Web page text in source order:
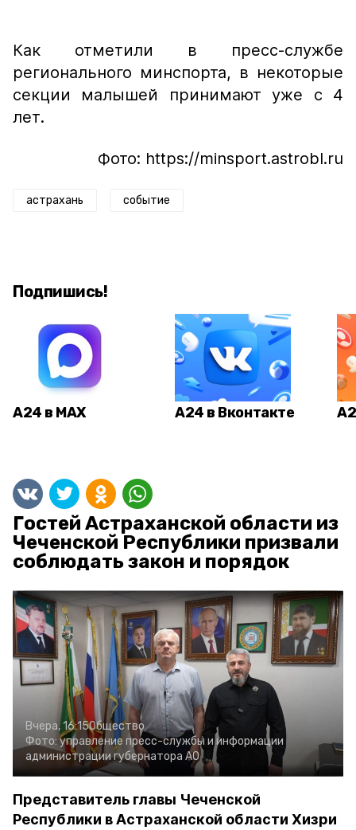
Как отметили в пресс-службе
регионального минспорта, в некоторые
секции малышей принимают уже с 4
лет.
Фото: https://minsport.astrobl.ru
астрахань событие
Подпишись!
А24 в MAX А24 в Вконтакте
Гостей Астраханской области из
Чеченской Республики призвали
соблюдать закон и порядок
Вчера, 16:15Общество
Фото: управление пресс-службы и информации
администрации губернатора АО
Представитель главы Чеченской
Республики в Астраханской области Хизри